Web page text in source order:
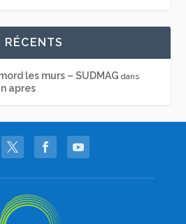
RÉCENTS
les murs – SUDMAG dans
apres